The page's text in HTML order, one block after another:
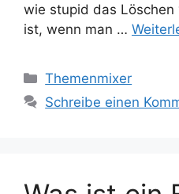
wie stupid das Löschen
ist, wenn man …
Kategorien
Themenmixer
Schreibe einen